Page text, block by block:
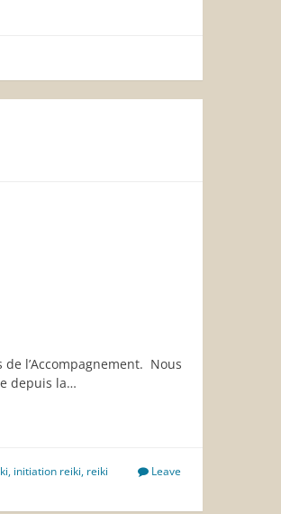
l’Accompagnement. Nous
depuis la…
, initiation reiki, reiki
Leave